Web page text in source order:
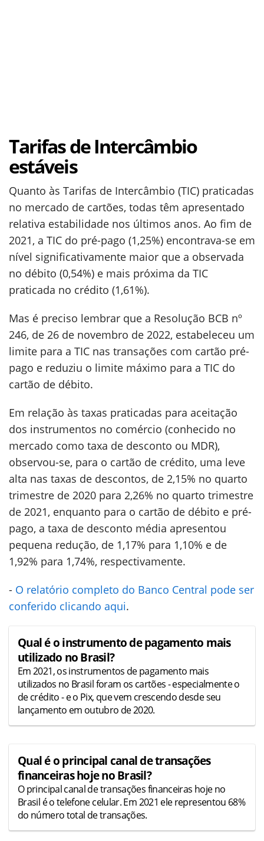
Tarifas de Intercâmbio
estáveis
Quanto às Tarifas de Intercâmbio (TIC) praticadas
no mercado de cartões, todas têm apresentado
relativa estabilidade nos últimos anos. Ao fim de
2021, a TIC do pré-pago (1,25%) encontrava-se em
nível significativamente maior que a observada
no débito (0,54%) e mais próxima da TIC
praticada no crédito (1,61%).
Mas é preciso lembrar que a Resolução BCB nº
246, de 26 de novembro de 2022, estabeleceu um
limite para a TIC nas transações com cartão pré-
pago e reduziu o limite máximo para a TIC do
cartão de débito.
Em relação às taxas praticadas para aceitação
dos instrumentos no comércio (conhecido no
mercado como taxa de desconto ou MDR),
observou-se, para o cartão de crédito, uma leve
alta nas taxas de descontos, de 2,15% no quarto
trimestre de 2020 para 2,26% no quarto trimestre
de 2021, enquanto para o cartão de débito e pré-
pago, a taxa de desconto média apresentou
pequena redução, de 1,17% para 1,10% e de
1,92% para 1,74%, respectivamente.
- O relatório completo do Banco Central pode ser
conferido clicando aqui.
Qual é o instrumento de pagamento mais
utilizado no Brasil?
Em 2021, os instrumentos de pagamento mais
utilizados no Brasil foram os cartões - especialmente o
de crédito - e o Pix, que vem crescendo desde seu
lançamento em outubro de 2020.
Qual é o principal canal de transações
financeiras hoje no Brasil?
O principal canal de transações financeiras hoje no
Brasil é o telefone celular. Em 2021 ele representou 68%
do número total de transações.